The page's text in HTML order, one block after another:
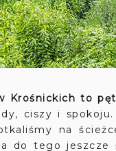
Krośnickich to
ciszy i
na
do tego